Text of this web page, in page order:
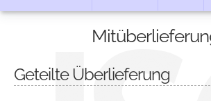
Geteilte Überlieferung